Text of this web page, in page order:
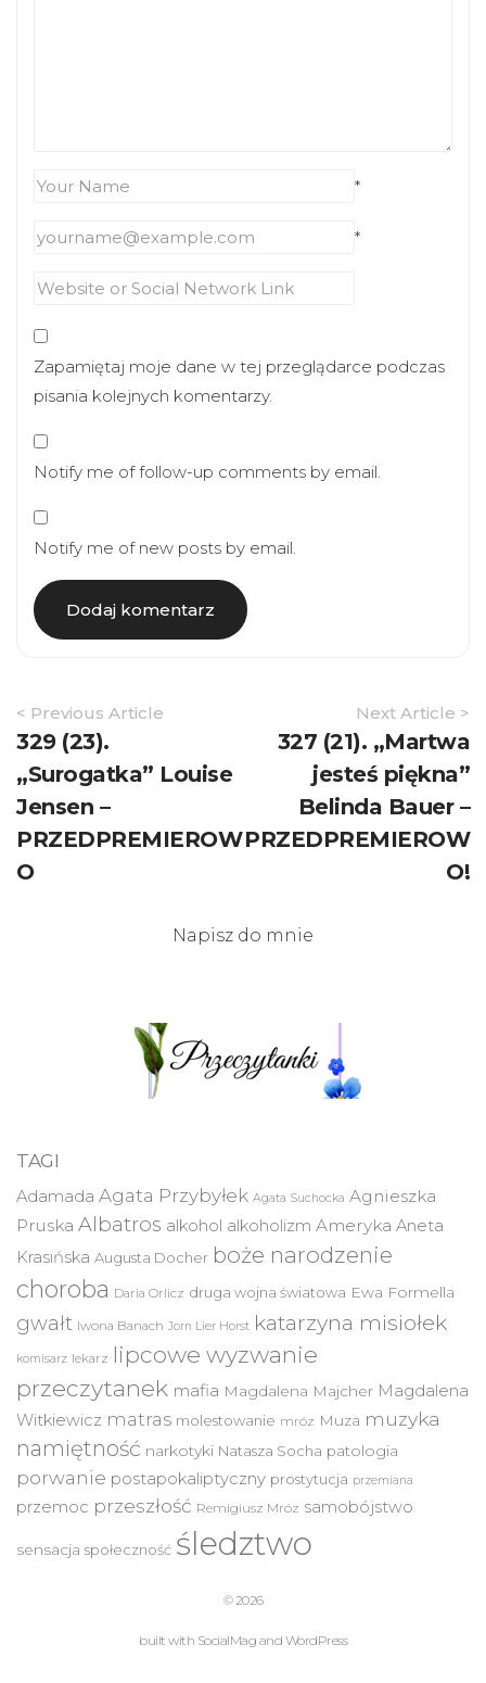
*
*
Zapamiętaj moje dane w tej przeglądarce podczas
pisania kolejnych komentarzy.
Notify me of follow-up comments by email.
Notify me of new posts by email.
Article
Navigation
< Previous Article
329 (23).
„Surogatka” Louise
Jensen –
PRZEDPREMIEROW
O
Next Article >
327 (21). „Martwa
jesteś piękna”
Belinda Bauer –
PRZEDPREMIEROW
O!
Napisz do mnie
TAGI
Adamada Agata Przybyłek Agata Suchocka Agnieszka
Pruska Albatros alkohol alkoholizm Ameryka Aneta
Krasińska Augusta Docher boże narodzenie
choroba Daria Orlicz druga wojna światowa Ewa Formella
gwałt Iwona Banach Jorn Lier Horst katarzyna misiołek
komisarz lekarz lipcowe wyzwanie
przeczytanek mafia Magdalena Majcher Magdalena
Witkiewicz matras molestowanie mróz Muza muzyka
namiętność narkotyki Natasza Socha patologia
porwanie postapokaliptyczny prostytucja przemiana
przemoc przeszłość Remigiusz Mróz samobójstwo
sensacja społeczność śledztwo
© 2026
built with SocialMag and WordPress